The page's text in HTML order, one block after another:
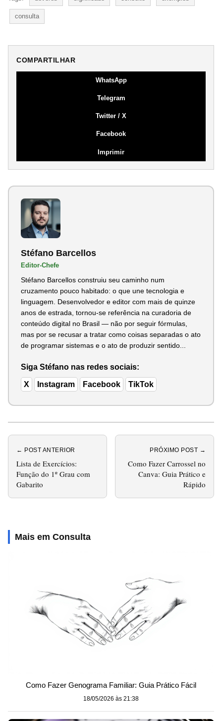
consulta
COMPARTILHAR
WhatsApp
Telegram
Twitter / X
Facebook
Imprimir
Stéfano Barcellos
Editor-Chefe
Stéfano Barcellos construiu seu caminho num
cruzamento pouco habitado: o que une tecnologia e
linguagem. Desenvolvedor e editor com mais de quinze
anos de estrada, tornou-se referência na curadoria de
conteúdo digital no Brasil — não por seguir fórmulas,
mas por se recusar a tratar como coisas separadas o ato
de programar sistemas e o ato de produzir sentido...
Siga Stéfano nas redes sociais:
X Instagram Facebook TikTok
← POST ANTERIOR
Lista de Exercícios:
Função do 1º Grau com
Gabarito
PRÓXIMO POST →
Como Fazer Carrossel no
Canva: Guia Prático e
Rápido
Mais em Consulta
Como Fazer Genograma Familiar: Guia Prático Fácil
18/05/2026 às 21:38